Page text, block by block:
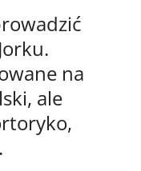
na
ale